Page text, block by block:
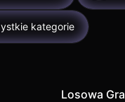
kategorie
Losowa Gra